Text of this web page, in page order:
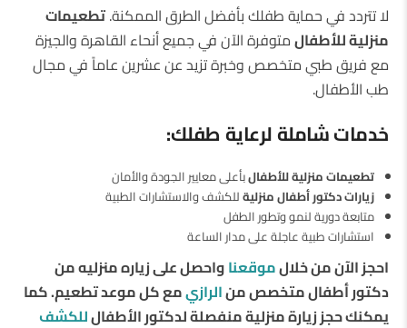
لا تتردد في حماية طفلك بأفضل الطرق الممكنة.تطعيمات
منزلية للأطفالمتوفرة الآن في جميع أنحاء القاهرة والجيزة
مع فريق طبي متخصص وخبرة تزيد عن عشرين عاماً في مجال
طب الأطفال.
خدمات شاملة لرعاية طفلك:
تطعيمات منزلية للأطفالبأعلى معايير الجودة والأمان
زيارات دكتور أطفال منزليةللكشف والاستشارات الطبية
متابعة دورية لنمو وتطور الطفل
استشارات طبية عاجلة على مدار الساعة
احجز الآن من خلالموقعناواحصل على زياره منزليه من
دكتور أطفال متخصص منالرازيمع كل موعد تطعيم. كما
يمكنك حجز زيارة منزلية منفصلة لدكتور الأطفالللكشف